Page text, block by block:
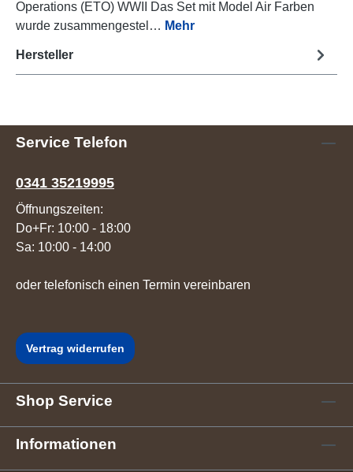
Operations (ETO) WWII Das Set mit Model Air Farben
wurde zusammengestel… Mehr
Hersteller
Service Telefon
0341 35219995
Öffnungszeiten:
Do+Fr: 10:00 - 18:00
Sa: 10:00 - 14:00
oder telefonisch einen Termin vereinbaren
Vertrag widerrufen
Shop Service
Informationen